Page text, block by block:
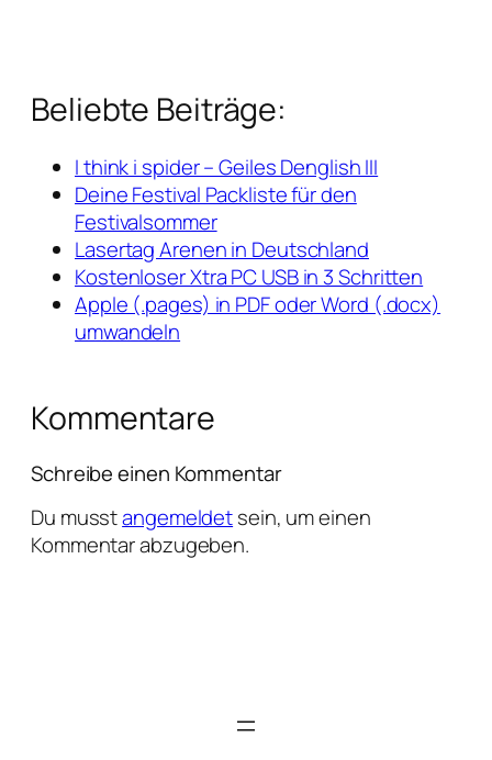
Beliebte Beiträge:
I think i spider – Geiles Denglish III
Deine Festival Packliste für den
Festivalsommer
Lasertag Arenen in Deutschland
Kostenloser Xtra PC USB in 3 Schritten
Apple (.pages) in PDF oder Word (.docx)
umwandeln
Kommentare
Schreibe einen Kommentar
Du musstangemeldetsein, um einen
Kommentar abzugeben.